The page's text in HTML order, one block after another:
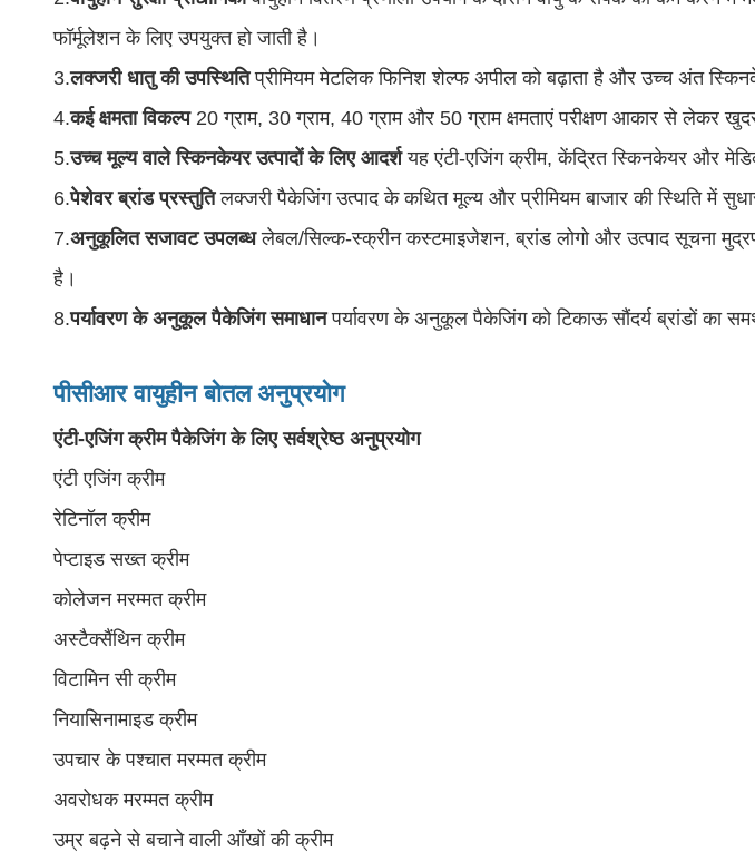
फॉर्मूलेशन के लिए उपयुक्त हो जाती है।
3.लक्जरी धातु की उपस्थिति प्रीमियम मेटलिक फिनिश शेल्फ अपील को बढ़ाता है और उच्च अंत
4.कई क्षमता विकल्प 20 ग्राम, 30 ग्राम, 40 ग्राम और 50 ग्राम क्षमताएं परीक्षण आकार से लेकर
5.उच्च मूल्य वाले स्किनकेयर उत्पादों के लिए आदर्श यह एंटी-एजिंग क्रीम, केंद्रित स्किनकेयर और
6.पेशेवर ब्रांड प्रस्तुति लक्जरी पैकेजिंग उत्पाद के कथित मूल्य और प्रीमियम बाजार की स्थिति में
7.अनुकूलित सजावट उपलब्ध लेबल/सिल्क-स्क्रीन कस्टमाइजेशन, ब्रांड लोगो और उत्पाद सूचना
है।
8.पर्यावरण के अनुकूल पैकेजिंग समाधान पर्यावरण के अनुकूल पैकेजिंग को टिकाऊ सौंदर्य ब्रांडों का
पीसीआर वायुहीन बोतल अनुप्रयोग
एंटी-एजिंग क्रीम पैकेजिंग के लिए सर्वश्रेष्ठ अनुप्रयोग
एंटी एजिंग क्रीम
रेटिनॉल क्रीम
पेप्टाइड सख्त क्रीम
कोलेजन मरम्मत क्रीम
अस्टैक्सैंथिन क्रीम
विटामिन सी क्रीम
नियासिनामाइड क्रीम
उपचार के पश्चात मरम्मत क्रीम
अवरोधक मरम्मत क्रीम
उम्र बढ़ने से बचाने वाली आँखों की क्रीम